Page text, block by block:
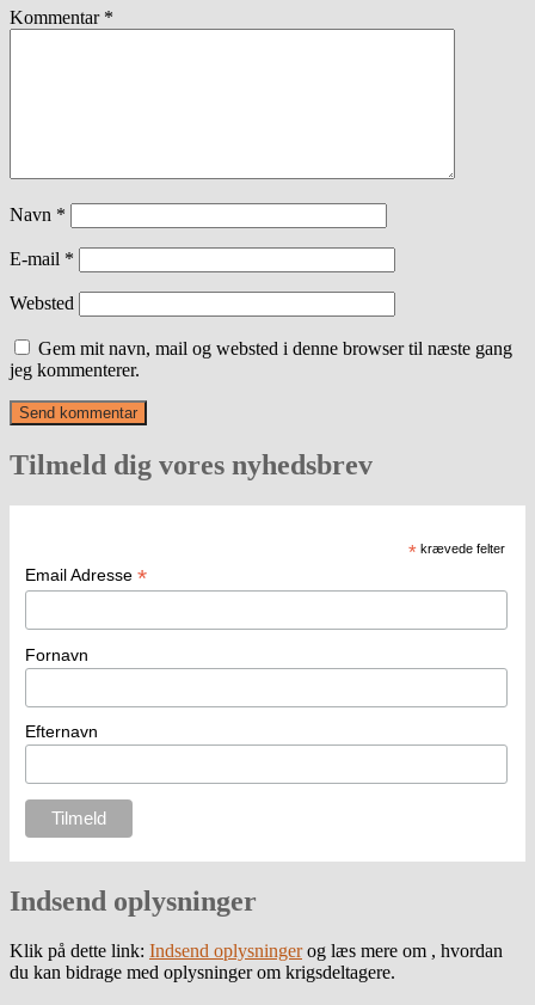
Kommentar *
Navn *
E-mail *
Websted
Gem mit navn, mail og websted i denne browser til næste gang
jeg kommenterer.
Tilmeld dig vores nyhedsbrev
* krævede felter
Email Adresse *
Fornavn
Efternavn
Indsend oplysninger
Klik på dette link: Indsend oplysningerog læs mere om , hvordan
du kan bidrage med oplysninger om krigsdeltagere.